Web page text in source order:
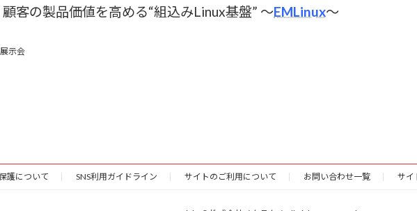
顧客の製品価値を高める“組込みLinux基盤” ～EMLinux～
展示会
護について SNS利用ガイドライン サイトのご利用について お問い合わせ一覧 サイ